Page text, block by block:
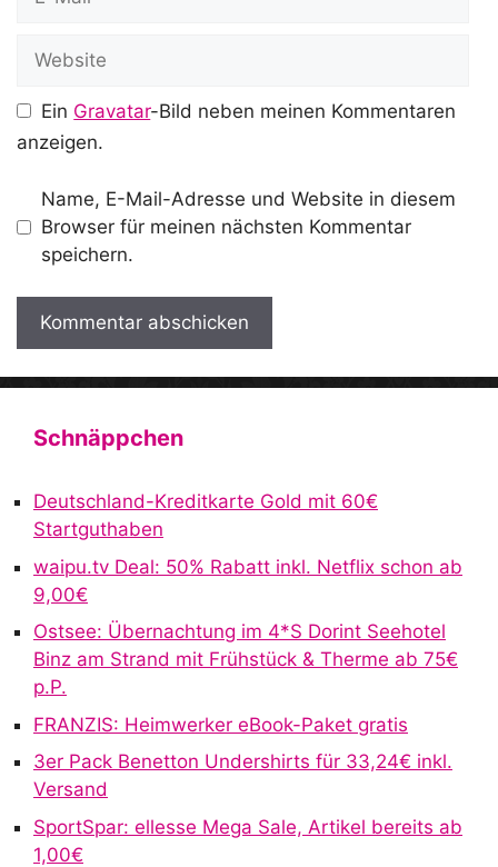
Website
Ein Gravatar-Bild neben meinen Kommentaren
anzeigen.
Name, E-Mail-Adresse und Website in diesem
Browser für meinen nächsten Kommentar
speichern.
A
n
t
Schnäppchen
Deutschland-Kreditkarte Gold mit 60€
Startguthaben
waipu.tv Deal: 50% Rabatt inkl. Netflix schon ab
9,00€
Ostsee: Übernachtung im 4*S Dorint Seehotel
Binz am Strand mit Frühstück & Therme ab 75€
p.P.
FRANZIS: Heimwerker eBook-Paket gratis
3er Pack Benetton Undershirts für 33,24€ inkl.
Versand
SportSpar: ellesse Mega Sale, Artikel bereits ab
1,00€